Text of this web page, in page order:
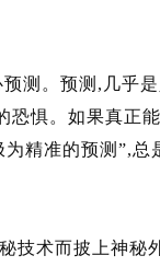
测。预测,几乎
恐惧。如果真正
精准的预测”,
技术而披上神秘